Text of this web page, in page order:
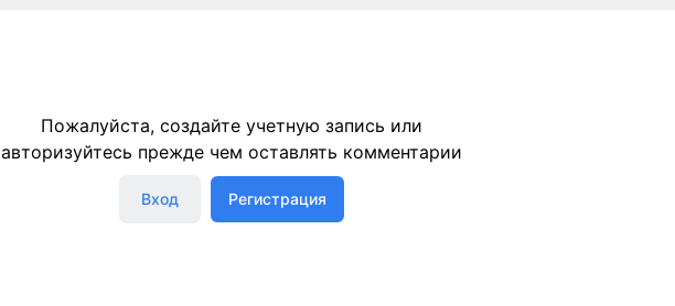
Пожалуйста, создайте учетную запись или
авторизуйтесь прежде чем оставлять комментарии
Вход Регистрация